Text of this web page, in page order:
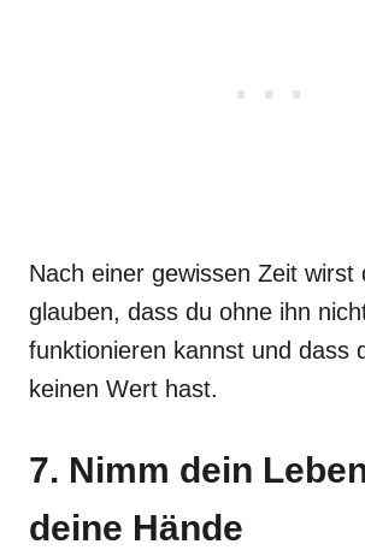
Nach einer gewissen Zeit wirst
glauben, dass du ohne ihn
funktionieren kannst und dass
keinen Wert hast.
7. Nimm dein
deine Hände